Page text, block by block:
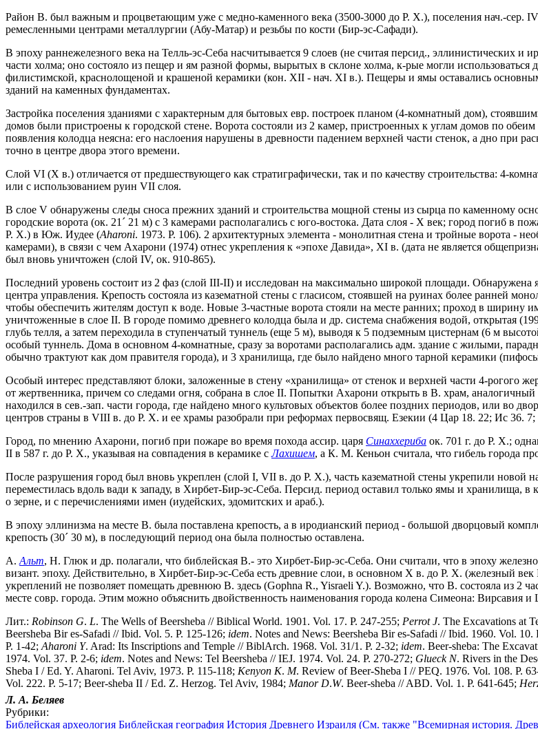
Район В. был важным и процветающим уже с медно-каменного века (3500-3000 до Р. Х.), поселения нач.-сер.
ремесленными центрами металлургии (Абу-Матар) и резьбы по кости (Бир-эс-Сафади).
В эпоху раннежелезного века на Телль-эс-Себа насчитывается 9 слоев (не считая персид., эллинистических
части холма; оно состояло из пещер и ям разной формы, вырытых в склоне холма, к-рые могли
филистимской, краснолощеной и крашеной керамики (кон. XII - нач. XI в.). Пещеры и ямы оставались
зданий на каменных фундаментах.
Застройка поселения зданиями с характерным для бытовых евр. построек планом (4-комнатный дом),
домов были пристроены к городской стене. Ворота состояли из 2 камер, пристроенных к углам домов по
появления колодца неясна: его наслоения нарушены в древности падением верхней части стенок, а дно при
точно в центре двора этого времени.
Слой VI (X в.) отличается от предшествующего как стратиграфически, так и по качеству строительства: 4-
или с использованием руин VII слоя.
В слое V обнаружены следы сноса прежних зданий и строительства мощной стены из сырца по каменному
городские ворота (ок. 21 ´ 21 м) с 3 камерами располагались с юго-востока. Дата слоя - Х век; город погиб в
Р. Х.) в Юж. Иудее (Aharoni. 1973. P. 106). 2 архитектурных элемента - монолитная стена и тройные ворота -
камерами), в связи с чем Ахарони (1974) отнес укрепления к «эпохе Давида», XI в. (дата не является
был вновь уничтожен (слой IV, ок. 910-865).
Последний уровень состоит из 2 фаз (слой III-II) и исследован на максимально широкой площади.
центра управления. Крепость состояла из казематной стены с гласисом, стоявшей на руинах более ранней
чтобы обеспечить жителям доступ к воде. Новые 3-частные ворота стояли на месте ранних; проход в ширину
уничтоженные в слое II. В городе помимо древнего колодца была и др. система снабжения водой, открытая
глубь телля, а затем переходила в ступенчатый туннель (еще 5 м), выводя к 5 подземным цистернам (6 м
особый туннель. Дома в основном 4-комнатные, сразу за воротами располагались адм. здание с жилыми,
обычно трактуют как дом правителя города), и 3 хранилища, где было найдено много тарной керамики
Особый интерес представляют блоки, заложенные в стену «хранилища» от стенок и верхней части 4-рогого
от жертвенника, причем со следами огня, собрана в слое II. Попытки Ахарони открыть в B. храм,
находился в сев.-зап. части города, где найдено много культовых объектов более поздних периодов, или во
центров страны в VIII в. до Р. Х. и ее храмы разобрали при реформах первосвящ. Езекии (4 Цар 18. 22; Ис 36.
Город, по мнению Ахарони, погиб при пожаре во время похода ассир. царя Синаххериба ок. 701 г. до Р. Х.;
II в 587 г. до Р. Х., указывая на совпадения в керамике сЛахишем, а К. М. Кеньон считала, что гибель города
После разрушения город был вновь укреплен (слой I, VII в. до Р. Х.), часть казематной стены укрепили новой
переместилась вдоль вади к западу, в Хирбет-Бир-эс-Себа. Персид. период оставил только ямы и
о зерне, и с перечислениями имен (иудейских, эдомитских и араб.).
В эпоху эллинизма на месте В. была поставлена крепость, а в иродианский период - большой дворцовый
крепость (30´ 30 м), в последующий период она была полностью оставлена.
А. Альт, Н. Глюк и др. полагали, что библейская В.- это Хирбет-Бир-эс-Себа. Они считали, что в эпоху
визант. эпоху. Действительно, в Хирбет-Бир-эс-Себа есть древние слои, в основном Х в. до Р. Х. (железный
укреплений не позволяет помещать древнюю В. здесь (Gophna R., Yisraeli Y.). Возможно, что В. состояла из 2
месте совр. города. Этим можно объяснить двойственность наименования города колена Симеона:
Лит.: Robinson G. L. The Wells of Beersheba // Biblical World. 1901. Vol. 17. P. 247-255; Perrot J. The Excavations at
Beersheba Bir es-Safadi // Ibid. Vol. 5. P. 125-126; idem. Notes and News: Beersheba Bir es-Safadi // Ibid. 1960. Vol. 10.
P. 1-42; Aharoni Y. Arad: Its Inscriptions and Temple // BiblArch. 1968. Vol. 31/1. P. 2-32; idem. Beer-sheba: The
1974. Vol. 37. P. 2-6; idem. Notes and News: Tel Beersheba // IEJ. 1974. Vol. 24. P. 270-272; Glueck N. Rivers in the
Sheba I / Ed. Y. Aharoni. Tel Aviv, 1973. P. 115-118; Kenyon K. M. Review of Beer-Sheba I // PEQ. 1976. Vol. 108. P.
Vol. 222. P. 5-17; Beer-sheba II / Ed. Z. Herzog. Tel Aviv, 1984; Manor D.W. Beer-sheba // ABD. Vol. 1. P. 641-645;
Л. А. Беляев
Рубрики:
Библейская археология Библейская география История Древнего Израиля (См. также "Всемирная история.